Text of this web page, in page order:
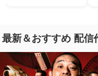
最新＆おすすめ 配信